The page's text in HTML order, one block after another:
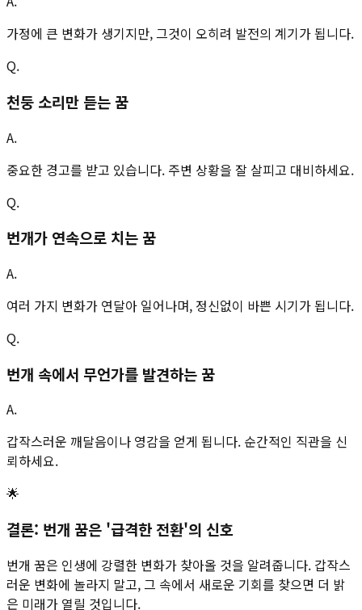
가정에 큰 변화가 생기지만, 그것이 오히려 발전의 계기가 됩니다.
Q.
천둥 소리만 듣는 꿈
A.
중요한 경고를 받고 있습니다. 주변 상황을 잘 살피고 대비하세요.
Q.
번개가 연속으로 치는 꿈
A.
여러 가지 변화가 연달아 일어나며, 정신없이 바쁜 시기가 됩니다.
Q.
번개 속에서 무언가를 발견하는 꿈
A.
갑작스러운 깨달음이나 영감을 얻게 됩니다. 순간적인 직관을 신
뢰하세요.
🌟
결론: 번개 꿈은 '급격한 전환'의 신호
번개 꿈은 인생에 강렬한 변화가 찾아올 것을 알려줍니다. 갑작스
러운 변화에 놀라지 말고, 그 속에서 새로운 기회를 찾으면 더 밝
은 미래가 열릴 것입니다.